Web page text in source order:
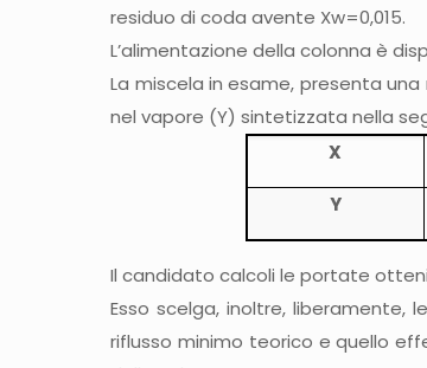
residuo di coda avente Xw=0,015.
L’alimentazione della colonna è
La miscela in esame, presenta
nel vapore (Y) sintetizzata nella
X
Y
Il candidato calcoli le portate
Esso scelga, inoltre, liberamente,
riflusso minimo teorico e quello